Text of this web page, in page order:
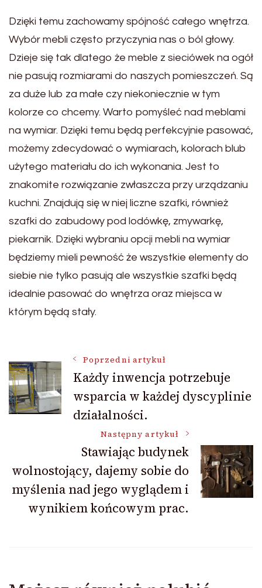
Dzięki temu zachowamy spójność całego wnętrza.
Wybór mebli często przyczynia nas o ból głowy.
Dzieje się tak dlatego że meble z sieciówek na ogół
nie pasują rozmiarami do naszych pomieszczeń. Są
za duże lub za małe czy niekoniecznie w tym
kolorze co chcemy. Warto pomyśleć nad meblami
na wymiar. Dzięki temu będą perfekcyjnie pasować,
możemy zdecydować o wymiarach, kolorach blub
użytego materiału do ich wykonania. Jest to
znakomite rozwiązanie zwłaszcza przy urządzaniu
kuchni. Znajdują się w niej liczne szafki, również
szafki do zabudowy pod lodówkę, zmywarkę,
piekarnik. Dzięki wybraniu opcji mebli na wymiar
będziemy mieli pewność że wszystkie elementy do
siebie nie tylko pasują ale wszystkie szafki będą
idealnie pasować do wnętrza oraz miejsca w
którym będą stały.
Nawigacja
wpisu
Poprzedni artykuł
Każdy inwencja potrzebuje
wsparcia w każdej dyscyplinie
działalności.
Następny artykuł
Stawiając budynek
wolnostojący, dajemy sobie do
myślenia nad jego wyglądem i
wynikiem końcowym prac.